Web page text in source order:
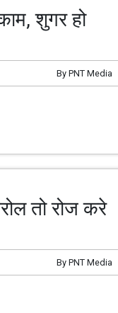
शुगर हो
By PNT Media
तो रोज करे
By PNT Media